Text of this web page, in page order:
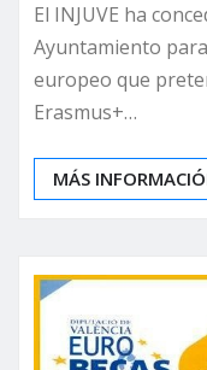
El INJUVE ha
Ayuntamiento
europeo que
Erasmus+…
MÁS